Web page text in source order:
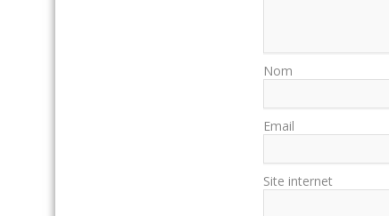
Nom
Email
Site internet